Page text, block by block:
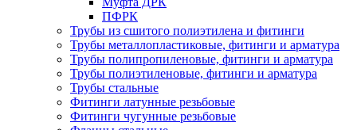
ПФРК
Трубы из сшитого полиэтилена и фитинги
Трубы металлопластиковые, фитинги и арматура
Трубы полипропиленовые, фитинги и арматура
Трубы полиэтиленовые, фитинги и арматура
Трубы стальные
Фитинги латунные резьбовые
Фитинги чугунные резьбовые